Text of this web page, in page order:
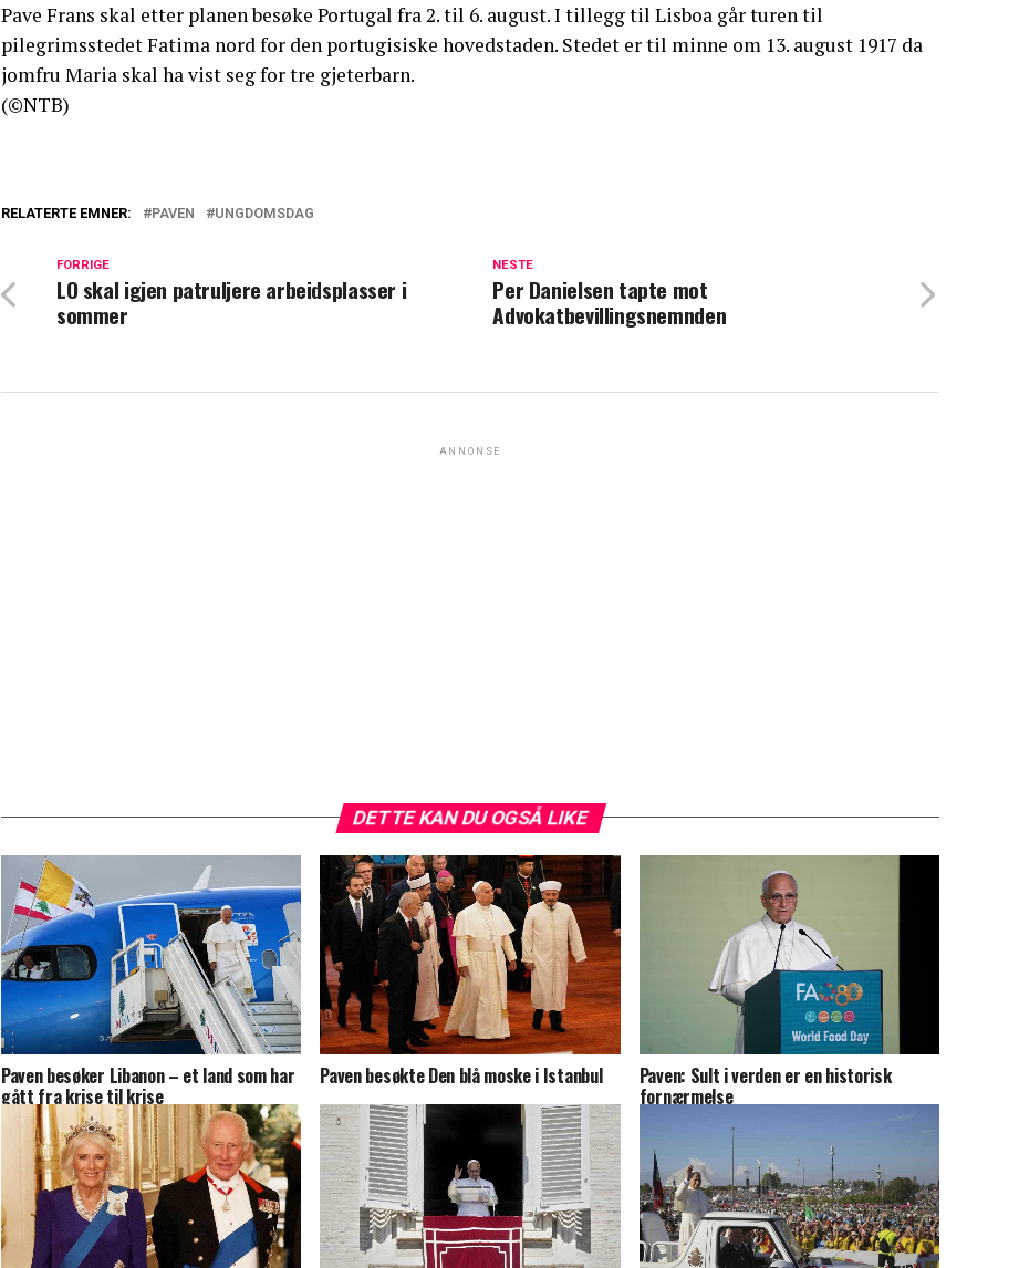
Pave Frans skal etter planen besøke Portugal fra 2. til 6. august. I tillegg til Lisboa går turen til
pilegrimsstedet Fatima nord for den portugisiske hovedstaden. Stedet er til minne om 13. august 1917 da
jomfru Maria skal ha vist seg for tre gjeterbarn.
(©NTB)
RELATERTE EMNER: PAVEN UNGDOMSDAG
NESTE
Per Danielsen tapte mot
Advokatbevillingsnemnden
FORRIGE
LO skal igjen patruljere arbeidsplasser i
sommer
ANNONSE
DETTE KAN DU OGSÅ LIKE
Paven besøker Libanon – et land som har
gått fra krise til krise
Paven besøkte Den blå moske i Istanbul Paven: Sult i verden er en historisk
fornærmelse